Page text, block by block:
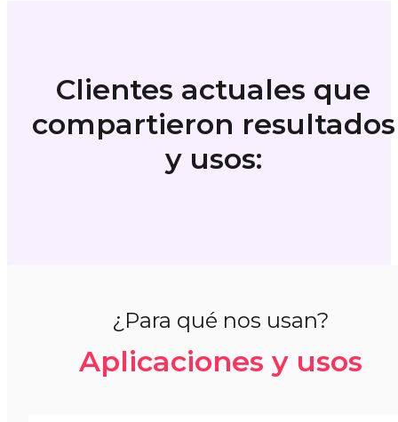
Clientes actuales que
compartieron resultados
y usos:
¿Para qué nos usan?
Aplicaciones y usos